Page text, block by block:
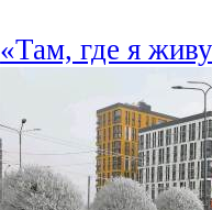
«Там, где я